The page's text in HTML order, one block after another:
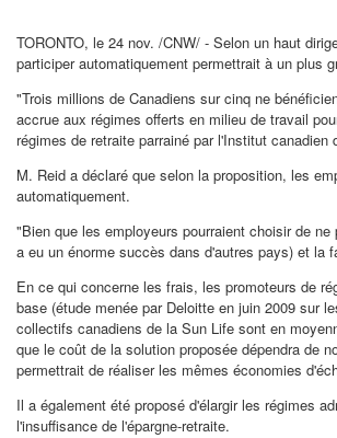
TORONTO, le 24 nov. /CNW/ - Selon un haut
participer automatiquement permettrait à un plus
"Trois millions de Canadiens sur cinq ne
accrue aux régimes offerts en milieu de travail
régimes de retraite parrainé par l'Institut
M. Reid a déclaré que selon la proposition, les
automatiquement.
"Bien que les employeurs pourraient choisir de
a eu un énorme succès dans d'autres pays) et la
En ce qui concerne les frais, les promoteurs de
base (étude menée par Deloitte en juin 2009 sur
collectifs canadiens de la Sun Life sont en
que le coût de la solution proposée dépendra de
permettrait de réaliser les mêmes économies
Il a également été proposé d'élargir les régimes
l'insuffisance de l'épargne-retraite.